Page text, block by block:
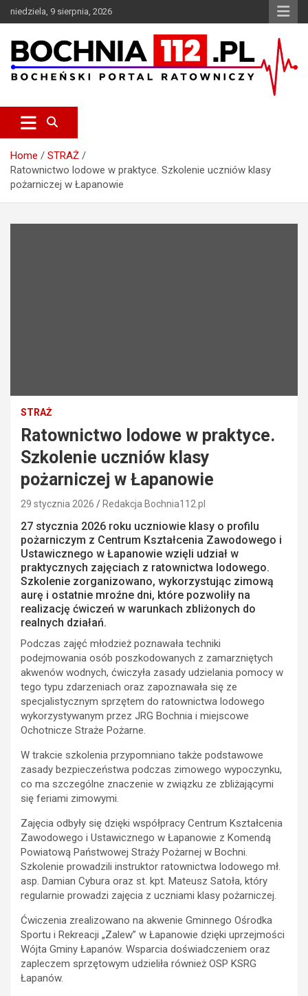
k
o
t
niedziela, 9 sierpnia, 2026
BOCHNIA112.pl
Home
STRAŻ
Ratownictwo lodowe w praktyce. Szkolenie uczniów klasy
pożarniczej w Łapanowie
STRAŻ
Ratownictwo lodowe w praktyce.
Szkolenie uczniów klasy
pożarniczej w Łapanowie
29 stycznia 2026 Redakcja Bochnia112.pl
27 stycznia 2026 roku uczniowie klasy o profilu
pożarniczym z Centrum Kształcenia Zawodowego i
Ustawicznego w Łapanowie wzięli udział w
praktycznych zajęciach z ratownictwa lodowego.
Szkolenie zorganizowano, wykorzystując zimową
aurę i ostatnie mroźne dni, które pozwoliły na
realizację ćwiczeń w warunkach zbliżonych do
realnych działań.
Podczas zajęć młodzież poznawała techniki
podejmowania osób poszkodowanych z zamarzniętych
akwenów wodnych, ćwiczyła zasady udzielania pomocy w
tego typu zdarzeniach oraz zapoznawała się ze
specjalistycznym sprzętem do ratownictwa lodowego
wykorzystywanym przez JRG Bochnia i miejscowe
Ochotnicze Straże Pożarne.
W trakcie szkolenia przypomniano także podstawowe
zasady bezpieczeństwa podczas zimowego wypoczynku,
co ma szczególne znaczenie w związku ze zbliżającymi
się feriami zimowymi.
Zajęcia odbyły się dzięki współpracy Centrum Kształcenia
Zawodowego i Ustawicznego w Łapanowie z Komendą
Powiatową Państwowej Straży Pożarnej w Bochni.
Szkolenie prowadzili instruktor ratownictwa lodowego mł.
asp. Damian Cybura oraz st. kpt. Mateusz Satoła, który
regularnie prowadzi zajęcia z uczniami klasy pożarniczej.
Ćwiczenia zrealizowano na akwenie Gminnego Ośrodka
Sportu i Rekreacji „Zalew” w Łapanowie dzięki uprzejmości
Wójta Gminy Łapanów. Wsparcia doświadczeniem oraz
zapleczem sprzętowym udzieliła również OSP KSRG
Łapanów.